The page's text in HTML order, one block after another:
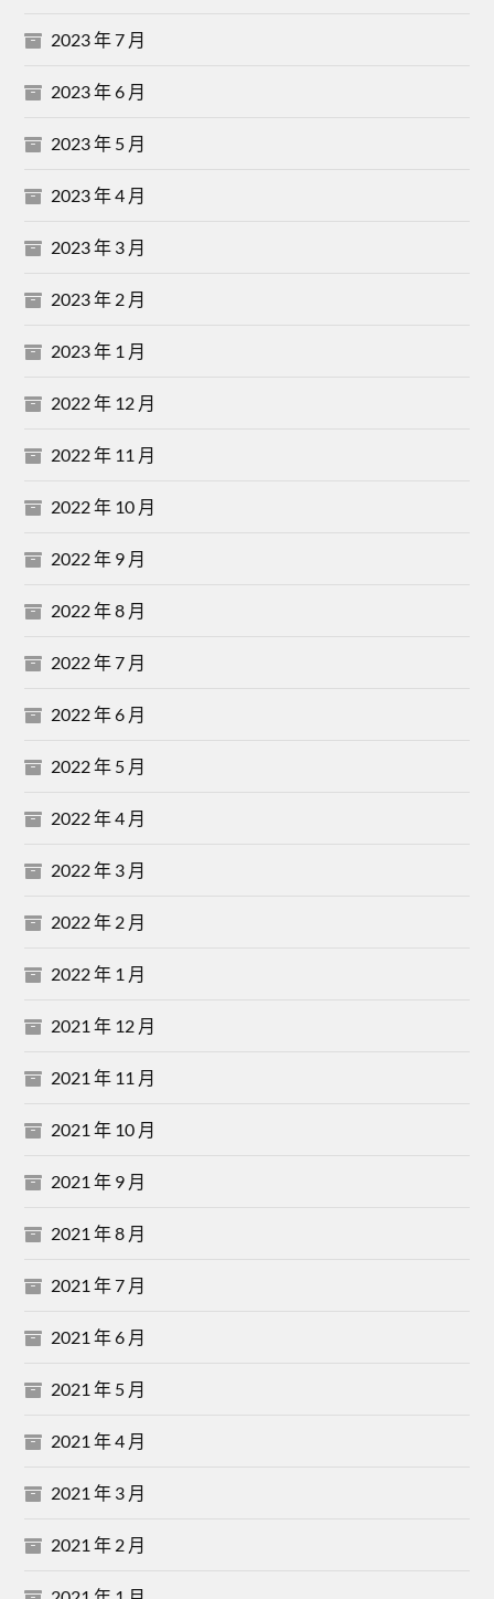
2023 年 7 月
2023 年 6 月
2023 年 5 月
2023 年 4 月
2023 年 3 月
2023 年 2 月
2023 年 1 月
2022 年 12 月
2022 年 11 月
2022 年 10 月
2022 年 9 月
2022 年 8 月
2022 年 7 月
2022 年 6 月
2022 年 5 月
2022 年 4 月
2022 年 3 月
2022 年 2 月
2022 年 1 月
2021 年 12 月
2021 年 11 月
2021 年 10 月
2021 年 9 月
2021 年 8 月
2021 年 7 月
2021 年 6 月
2021 年 5 月
2021 年 4 月
2021 年 3 月
2021 年 2 月